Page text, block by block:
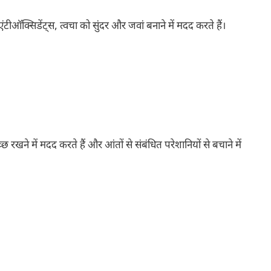
त्वचा को सुंदर और जवां बनाने में मदद करते हैं।
रखने में मदद करते हैं और आंतों से संबंधित परेशानियों से बचाने में